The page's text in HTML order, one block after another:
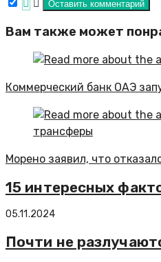
Вам также может
Коммерческий банк ОАЭ
Морено заявил, что
15 интересных
05.11.2024
Почти не